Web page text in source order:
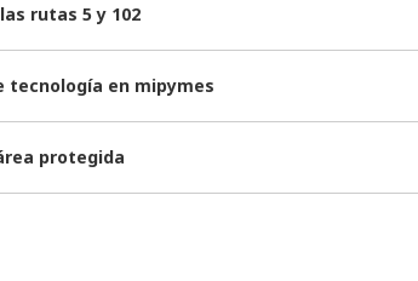
rutas 5 y 102
tecnología en mipymes
protegida